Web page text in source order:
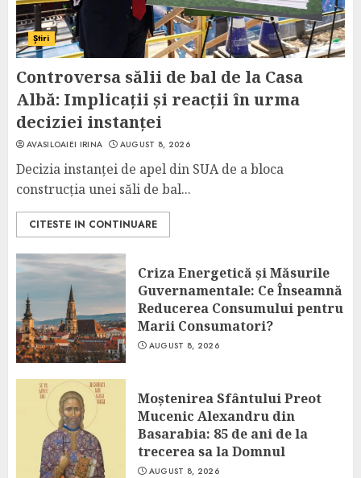
Știri
Controversa sălii de bal de la Casa
Albă: Implicații și reacții în urma
deciziei instanței
AVASILOAIEI IRINA AUGUST 8, 2026
Decizia instanței de apel din SUA de a bloca
construcția unei săli de bal...
CITESTE IN CONTINUARE
Criza Energetică și Măsurile
Guvernamentale: Ce Înseamnă
Reducerea Consumului pentru
Marii Consumatori?
AUGUST 8, 2026
Moștenirea Sfântului Preot
Mucenic Alexandru din
Basarabia: 85 de ani de la
trecerea sa la Domnul
AUGUST 8, 2026